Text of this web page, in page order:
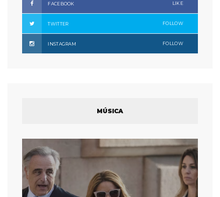
FACEBOOK LIKE
TWITTER FOLLOW
INSTAGRAM FOLLOW
MÚSICA